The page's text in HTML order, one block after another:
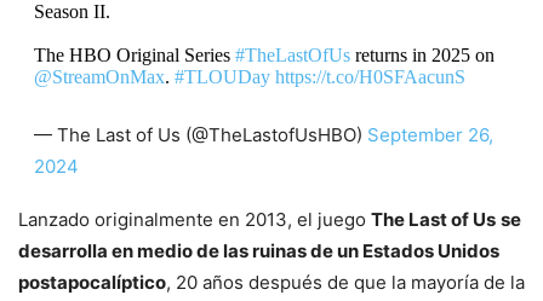
Season II.
The HBO Original Series #TheLastOfUsreturns in 2025 on
@StreamOnMax. #TLOUDay https://t.co/H0SFAacunS
— The Last of Us (@TheLastofUsHBO) September 26,
2024
Lanzado originalmente en 2013, el juego The Last of Us se
desarrolla en medio de las ruinas de un Estados Unidos
postapocalíptico, 20 años después de que la mayoría de la